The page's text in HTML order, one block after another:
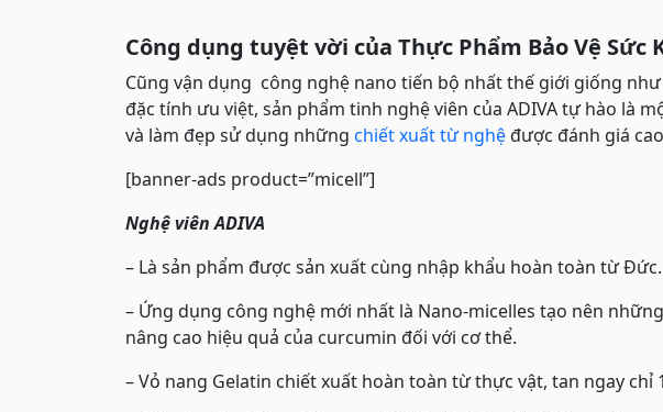
Công dụng tuyệt vời của Thực Phẩm Bảo Vệ Sức
Cũng vận dụng công nghệ nano tiến bộ nhất thế giới giống
đặc tính ưu việt, sản phẩm tinh nghệ viên của ADIVA tự hào là
và làm đẹp sử dụng những chiết xuất từ nghệđược đánh giá
[banner-ads product=”micell”]
Nghệ viên ADIVA
– Là sản phẩm được sản xuất cùng nhập khẩu hoàn toàn từ Đức.
– Ứng dụng công nghệ mới nhất là Nano-micelles tạo nên
nâng cao hiệu quả của curcumin đối với cơ thể.
– Vỏ nang Gelatin chiết xuất hoàn toàn từ thực vật, tan ngay chỉ